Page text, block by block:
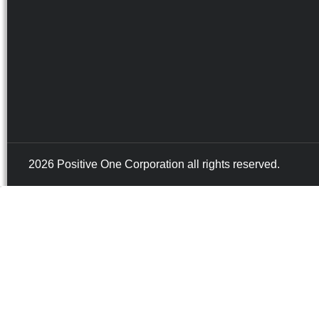
2026 Positive One Corporation all rights reserved.